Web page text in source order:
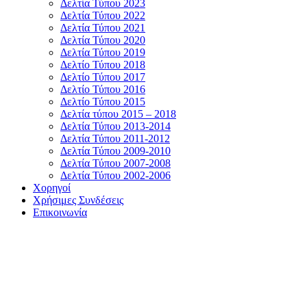
Δελτία Τύπου 2023
Δελτία Τύπου 2022
Δελτία Τύπου 2021
Δελτία Τύπου 2020
Δελτία Τύπου 2019
Δελτίο Τύπου 2018
Δελτίο Τύπου 2017
Δελτίο Τύπου 2016
Δελτίο Τύπου 2015
Δελτία τύπου 2015 – 2018
Δελτία Τύπου 2013-2014
Δελτία Τύπου 2011-2012
Δελτία Τύπου 2009-2010
Δελτία Τύπου 2007-2008
Δελτία Τύπου 2002-2006
Χορηγοί
Χρήσιμες Συνδέσεις
Επικοινωνία